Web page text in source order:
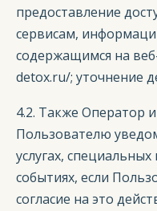
предоставление
сервисам,
содержащимся на
detox.ru/; уточнение
4.2. Также Оператор
Пользователю
услугах,
событиях, если
согласие на это